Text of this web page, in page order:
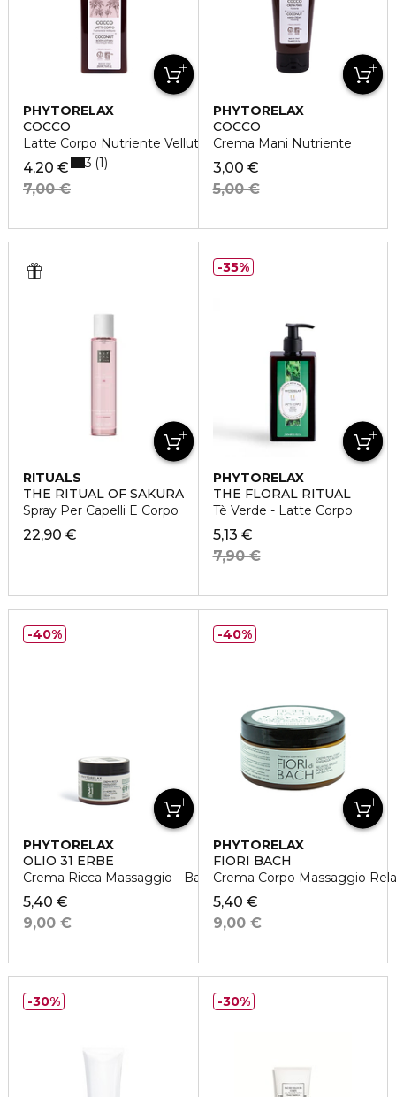
PHYTORELAX
COCCO
Latte Corpo Nutriente Vellutante
4,20 €
7,00 €
3 1
PHYTORELAX
COCCO
Crema Mani Nutriente
3,00 €
5,00 €
RITUALS
THE RITUAL OF SAKURA
Spray Per Capelli E Corpo
22,90 €
PHYTORELAX
THE FLORAL RITUAL
Tè Verde - Latte Corpo
5,13 €
7,90 €
35%
PHYTORELAX
OLIO 31 ERBE
Crema Ricca Massaggio - Balsamica E Tonificante
5,40 €
9,00 €
40%
PHYTORELAX
FIORI BACH
Crema Corpo Massaggio
5,40 €
9,00 €
40%
30% 30%